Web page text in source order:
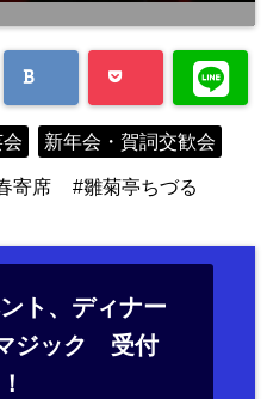
新年会・賀詞交歓会
寄席
雛菊亭ちづる
ト、ディナー
ジック 受付